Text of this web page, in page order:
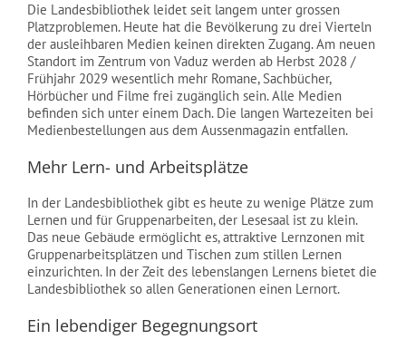
Die Landesbibliothek leidet seit langem unter grossen
Platzproblemen. Heute hat die Bevölkerung zu drei Vierteln
der ausleihbaren Medien keinen direkten Zugang. Am neuen
Standort im Zentrum von Vaduz werden ab Herbst 2028 /
Frühjahr 2029 wesentlich mehr Romane, Sachbücher,
Hörbücher und Filme frei zugänglich sein. Alle Medien
befinden sich unter einem Dach. Die langen Wartezeiten bei
Medienbestellungen aus dem Aussenmagazin entfallen.
Mehr Lern- und Arbeitsplätze
In der Landesbibliothek gibt es heute zu wenige Plätze zum
Lernen und für Gruppenarbeiten, der Lesesaal ist zu klein.
Das neue Gebäude ermöglicht es, attraktive Lernzonen mit
Gruppenarbeitsplätzen und Tischen zum stillen Lernen
einzurichten. In der Zeit des lebenslangen Lernens bietet die
Landesbibliothek so allen Generationen einen Lernort.
Ein lebendiger Begegnungsort